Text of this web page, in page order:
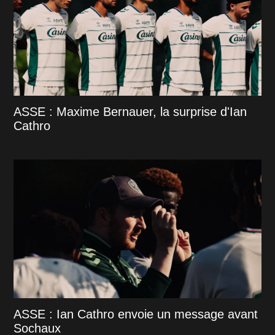
ASSE : Maxime Bernauer, la surprise d'Ian
Cathro
ASSE : Ian Cathro envoie un message avant
Sochaux